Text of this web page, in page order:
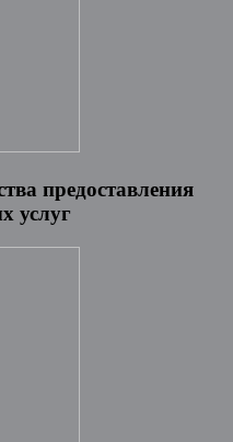
предоставления
услуг